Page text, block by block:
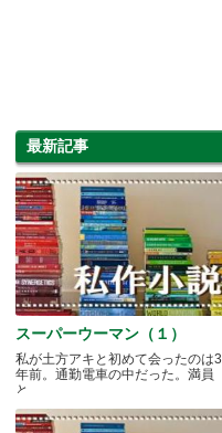
最新記事
スーパーウーマン（１）
私が土方アキと初めて会ったのは3
年前。通勤電車の中だった。満員
と.....